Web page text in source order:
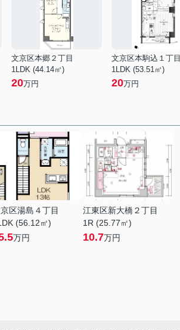
文京区本郷２丁目
1LDK (44.14㎡)
20万円
文京区本駒込１丁目
1LDK (53.51㎡)
20万円
区湯島４丁目
(56.12㎡)
万円
江東区新大橋２丁目
1R (25.77㎡)
10.7万円